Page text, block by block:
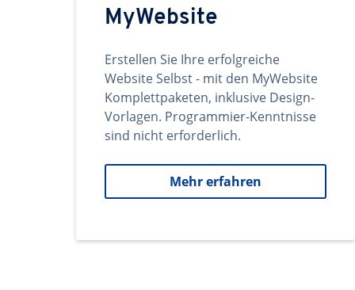
MyWebsite
Erstellen Sie Ihre erfolgreiche
Website Selbst - mit den MyWebsite
Komplettpaketen, inklusive Design-
Vorlagen. Programmier-Kenntnisse
sind nicht erforderlich.
Mehr erfahren